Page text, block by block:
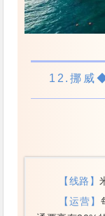
12.挪威
【线路】
【运营】